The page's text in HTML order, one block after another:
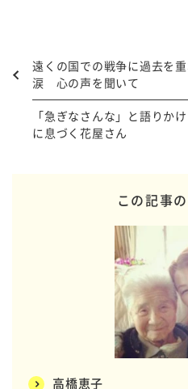
遠くの国での戦争に過去を
涙 心の声を聞いて
「急ぎなさんな」と語りか
に息づく花屋さん
この記事
高橋恵子